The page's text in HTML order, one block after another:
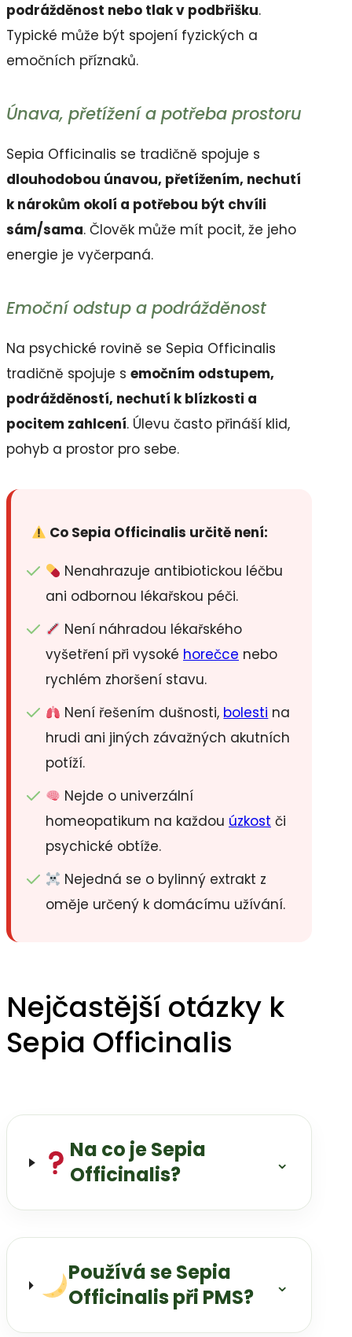
podrážděnost nebo tlak v podbřišku.
Typické může být spojení fyzických a
emočních příznaků.
Únava, přetížení a potřeba prostoru
Sepia Officinalis se tradičně spojuje s
dlouhodobou únavou, přetížením, nechutí
k nárokům okolí a potřebou být chvíli
sám/sama. Člověk může mít pocit, že jeho
energie je vyčerpaná.
Emoční odstup a podrážděnost
Na psychické rovině se Sepia Officinalis
tradičně spojuje s emočním odstupem,
podrážděností, nechutí k blízkosti a
pocitem zahlcení. Úlevu často přináší klid,
pohyb a prostor pro sebe.
Co Sepia Officinalis určitě není:
Nenahrazuje antibiotickou léčbu
ani odbornou lékařskou péči.
Není náhradou lékařského
vyšetření při vysoké horečce nebo
rychlém zhoršení stavu.
Není řešením dušnosti, bolesti na
hrudi ani jiných závažných akutních
potíží.
Nejde o univerzální
homeopatikum na každou úzkost či
psychické obtíže.
Nejedná se o bylinný extrakt z
oměje určený k domácímu užívání.
Nejčastější otázky k
Sepia Officinalis
Na co je Sepia
Officinalis?
⌄
Používá se Sepia
Officinalis při PMS?
⌄